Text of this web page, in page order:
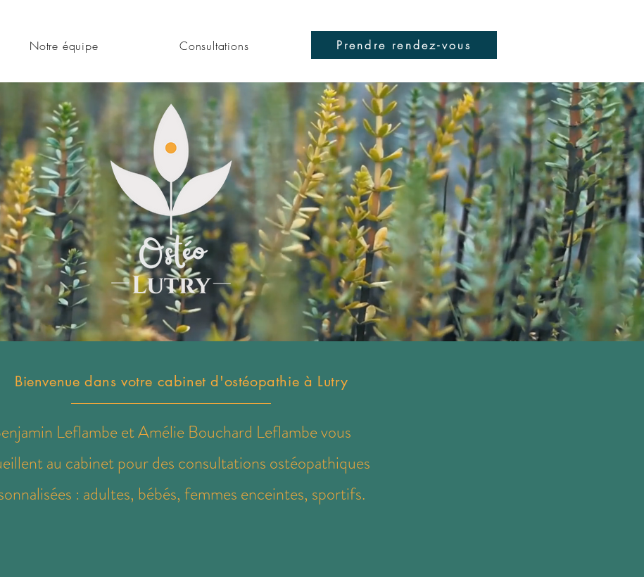
Notre équipe Consultations Prendre rendez-vous
Bienvenue dans votre cabinet d'ostéopathie à Lutry
Leflambe et Amélie Bouchard Leflambe vous
au cabinet pour des consultations ostéopathiques
: adultes, bébés, femmes enceintes, sportifs.